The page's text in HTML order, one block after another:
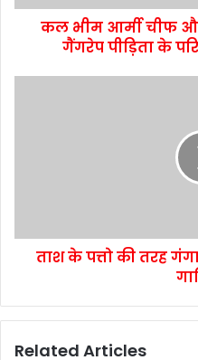
कल भीम आर्मी चीफ
गैंगरेप पीड़िता के
ताश के पत्तो की तरह
Related Articles